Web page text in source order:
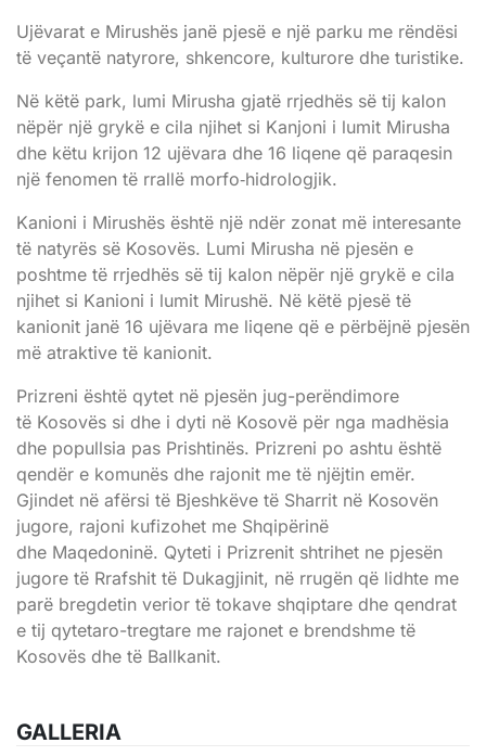
Ujëvarat e Mirushës janë pjesë e një parku me rëndësi
të veçantë natyrore, shkencore, kulturore dhe turistike.
Në këtë park, lumi Mirusha gjatë rrjedhës së tij kalon
nëpër një grykë e cila njihet si Kanjoni i lumit Mirusha
dhe këtu krijon 12 ujëvara dhe 16 liqene që paraqesin
një fenomen të rrallë morfo‐hidrologjik.
Kanioni i Mirushës është një ndër zonat më interesante
të natyrës së Kosovës. Lumi Mirusha në pjesën e
poshtme të rrjedhës së tij kalon nëpër një grykë e cila
njihet si Kanioni i lumit Mirushë. Në këtë pjesë të
kanionit janë 16 ujëvara me liqene që e përbëjnë pjesën
më atraktive të kanionit.
Prizreni është qytet në pjesën jug-perëndimore
të Kosovës si dhe i dyti në Kosovë për nga madhësia
dhe popullsia pas Prishtinës. Prizreni po ashtu është
qendër e komunës dhe rajonit me të njëjtin emër.
Gjindet në afërsi të Bjeshkëve të Sharrit në Kosovën
jugore, rajoni kufizohet me Shqipërinë
dhe Maqedoninë. Qyteti i Prizrenit shtrihet ne pjesën
jugore të Rrafshit të Dukagjinit, në rrugën që lidhte me
parë bregdetin verior të tokave shqiptare dhe qendrat
e tij qytetaro-tregtare me rajonet e brendshme të
Kosovës dhe të Ballkanit.
GALLERIA